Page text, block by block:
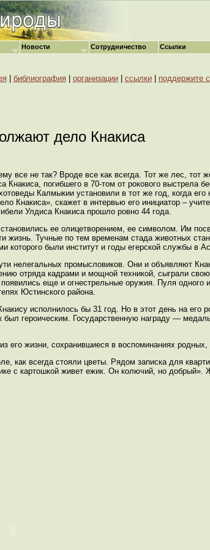
| библиография| организации| ссылки| поддержите
дело Кнакиса
все не так? Вроде все как всегда. Тот же лес, тот
погибшего в 70-том от рокового выстрела
Калмыкии установили в тот же год, когда
Кнакиса», скажет в интервью его инициатор –
Улдиса Кнакиса прошло ровно 44 года.
ее олицетворением, ее символом. Им
Тучные по тем временам стада животных
были институт и годы егерской службы в
нелегальных промысловиков. Они и объявляют
отряда кадрами и мощной техникой, сыграли
еще и огнестрельные оружия. Пуля одного
Юстинского района.
исполнилось бы 31 год. Но в этот день на его
был героическим. Государственную награду —
его жизни, сохранившиеся в воспоминаниях
как всегда стояли цветы. Рядом записка для
с картошкой живет ежик. Он колючий, но добрый».
Новости Сотрудничество Ссылки